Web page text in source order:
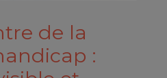
de la
: